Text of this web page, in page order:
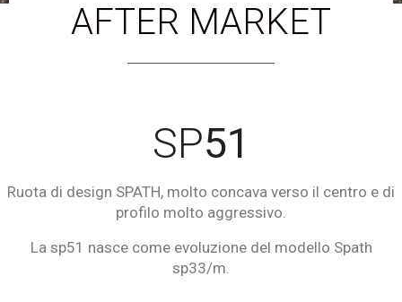
AFTER MARKET
SP51
Ruota di design SPATH, molto concava verso il centro e di
profilo molto aggressivo.
La sp51 nasce come evoluzione del modello Spath
sp33/m.